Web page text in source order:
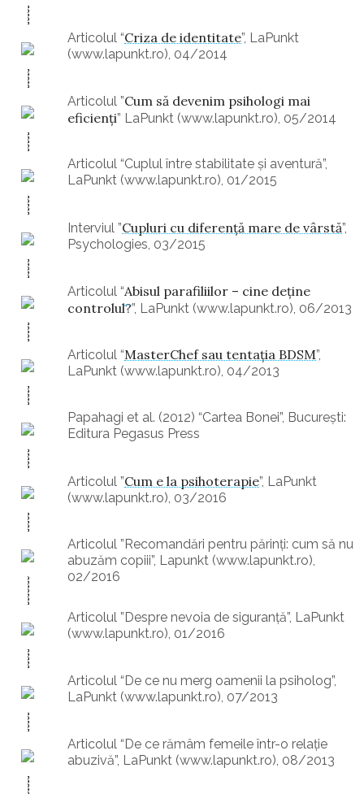
Articolul “Criza de identitate”, LaPunkt
(www.lapunkt.ro), 04/2014
Articolul ”Cum să devenim psihologi mai
eficienți” LaPunkt (www.lapunkt.ro), 05/2014
Articolul “Cuplul între stabilitate și aventură”,
LaPunkt (www.lapunkt.ro), 01/2015
Interviul ”Cupluri cu diferență mare de vârstă”,
Psychologies, 03/2015
Articolul “Abisul parafiliilor – cine deţine
controlul?”, LaPunkt (www.lapunkt.ro), 06/2013
Articolul “MasterChef sau tentaţia BDSM”,
LaPunkt (www.lapunkt.ro), 04/2013
Papahagi et al. (2012) “Cartea Bonei”, București:
Editura Pegasus Press
Articolul ”Cum e la psihoterapie”, LaPunkt
(www.lapunkt.ro), 03/2016
Articolul ”Recomandări pentru părinți: cum să nu
abuzăm copiii”, Lapunkt (www.lapunkt.ro),
02/2016
Articolul ”Despre nevoia de siguranță”, LaPunkt
(www.lapunkt.ro), 01/2016
Articolul “De ce nu merg oamenii la psiholog”,
LaPunkt (www.lapunkt.ro), 07/2013
Articolul “De ce rămâm femeile într-o relaţie
abuzivă”, LaPunkt (www.lapunkt.ro), 08/2013